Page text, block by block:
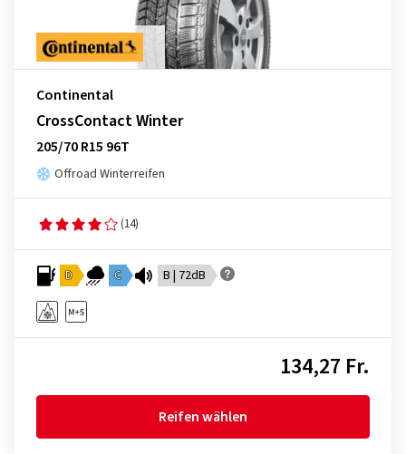
Continental
CrossContact Winter
205/70 R15 96T
Offroad Winterreifen
(14)
D C B | 72dB
134,27 Fr.
Reifen wählen